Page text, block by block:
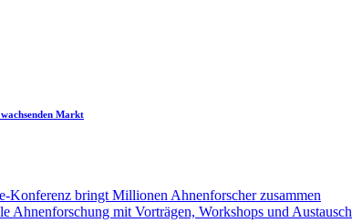
Markt
Konferenz bringt Millionen Ahnenforscher zusammen
Ahnenforschung mit Vorträgen, Workshops und Austausch